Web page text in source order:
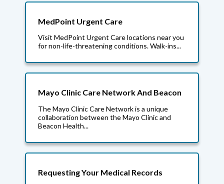
MedPoint Urgent Care
Visit MedPoint Urgent Care locations near you
for non-life-threatening conditions. Walk-ins...
Mayo Clinic Care Network And Beacon
The Mayo Clinic Care Network is a unique
collaboration between the Mayo Clinic and
Beacon Health...
Requesting Your Medical Records